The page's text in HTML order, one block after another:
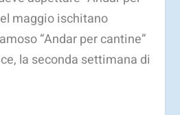
maggio ischitano
“Andar per cantine”
la seconda settimana di